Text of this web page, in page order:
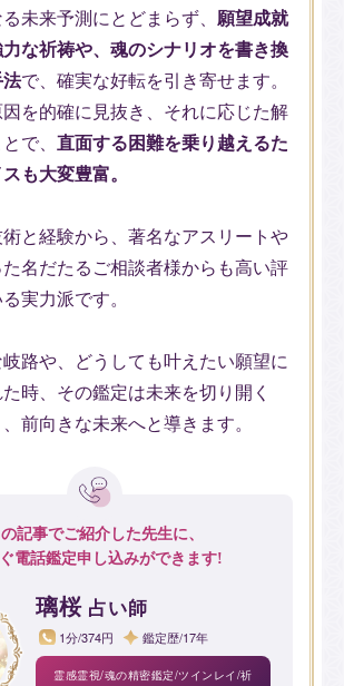
未来予測にとどまらず、 願望成就
な祈祷や、魂のシナリオを書き換
で、確実な好転を引き寄せます。
を的確に見抜き、それに応じた解
で、 直面する困難を乗り越えるた
も大変豊富。
と経験から、著名なアスリートや
名だたるご相談者様からも高い評
実力派です。
路や、どうしても叶えたい願望に
時、その鑑定は未来を切り開く
、前向きな未来へと導きます。
記事でご紹介した先生に、
電話鑑定申し込みができます!
璃桜 占い師
1分/374円 鑑定歴/17年
霊感霊視/魂の精密鑑定/ツインレイ/祈